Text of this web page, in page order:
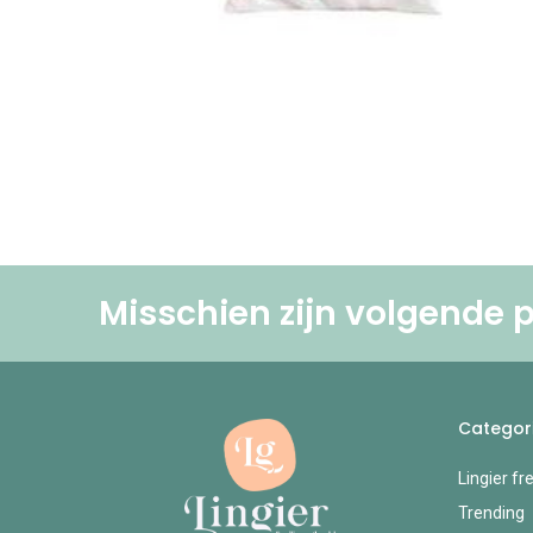
Misschien zijn volgende
Lingier
Trending